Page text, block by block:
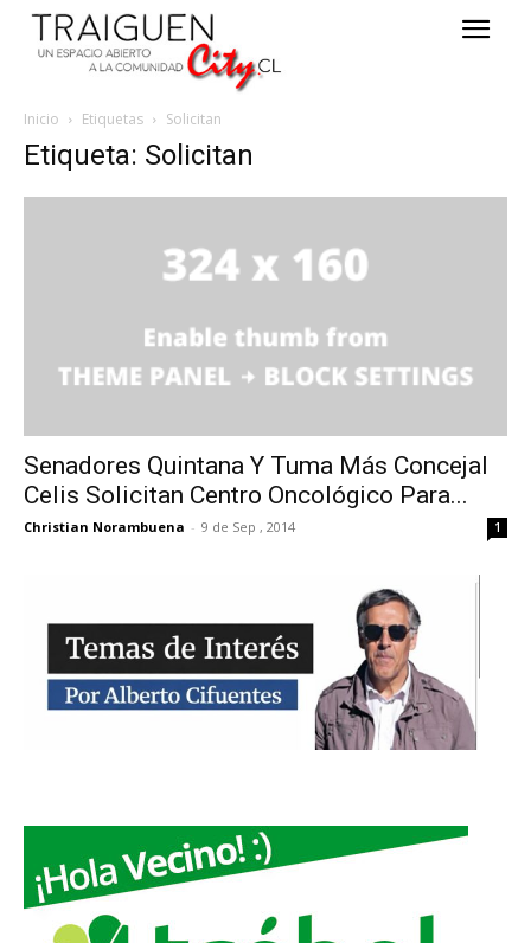
Inicio Etiquetas Solicitan
Etiqueta: Solicitan
Senadores Quintana Y Tuma Más Concejal
Celis Solicitan Centro Oncológico Para...
Christian Norambuena - 9 de Sep , 2014 1